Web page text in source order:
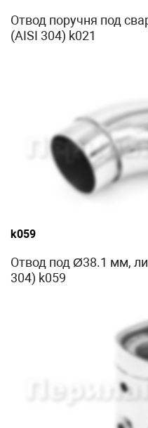
Отвод поручня под
(AISI 304) k021
k059
Отвод под Ø38.1 мм,
304) k059